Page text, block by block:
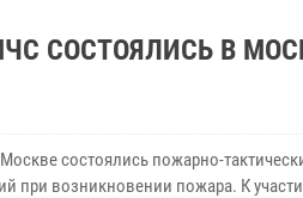
СОСТОЯЛИСЬ В
состоялись пожарно-
при возникновении пожара. К